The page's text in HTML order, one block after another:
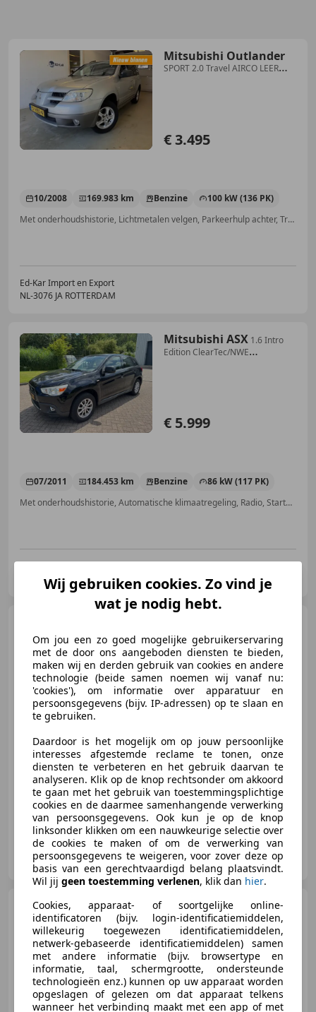
Mitsubishi Outlander
SPORT 2.0 Travel AIRCO LEER
€ 3.495
10/2008 169.983 km Benzine
100 kW (136 PK)
Met onderhoudshistorie, Lichtmetalen velgen, Parkeerhulp achter, Trekhaak, Mistlampen, Centrale deurvergrendeling met afstandsbediening, Startonderbreker, Lederen stuurwiel
Ed-Kar Import en Export
NL-3076 JA ROTTERDAM
Mitsubishi ASX 1.6 Intro
Edition ClearTec/NWE
€ 5.999
07/2011 184.453 km Benzine
86 kW (117 PK)
Met onderhoudshistorie, Automatische klimaatregeling, Radio, Startonderbreker, Traction control, Regensensor, Zij-airbags, CD
NL-8211 AB LELYSTAD
1.2 Advance
€ 8.995
02/2019 143.370 km Benzine
59 kW (80 PK)
My Cars Breda
NL-4825 AS BREDA
Mitsubishi Outlander
2.4 PHEV 4WD
€ 15.049
Wij gebruiken cookies. Zo vind je
wat je nodig hebt.
Om jou een zo goed mogelijke gebruikerservaring
met de door ons aangeboden diensten te bieden,
maken wij en derden gebruik van cookies en andere
technologie (beide samen noemen wij vanaf nu:
'cookies'), om informatie over apparatuur en
persoonsgegevens (bijv. IP-adressen) op te slaan en
te gebruiken.
Daardoor is het mogelijk om op jouw persoonlijke
interesses afgestemde reclame te tonen, onze
diensten te verbeteren en het gebruik daarvan te
analyseren. Klik op de knop rechtsonder om akkoord
te gaan met het gebruik van toestemmingsplichtige
cookies en de daarmee samenhangende verwerking
van persoonsgegevens. Ook kun je op de knop
linksonder klikken om een nauwkeurige selectie over
de cookies te maken of om de verwerking van
persoonsgegevens te weigeren, voor zover deze op
basis van een gerechtvaardigd belang plaatsvindt.
Wil jij geen toestemming verlenen, klik dan hier.
Cookies, apparaat- of soortgelijke online-
identificatoren (bijv. login-identificatiemiddelen,
willekeurig toegewezen identificatiemiddelen,
netwerk-gebaseerde identificatiemiddelen) samen
met andere informatie (bijv. browsertype en
informatie, taal, schermgrootte, ondersteunde
technologieën enz.) kunnen op uw apparaat worden
opgeslagen of gelezen om dat apparaat telkens
wanneer het verbinding maakt met een app of met